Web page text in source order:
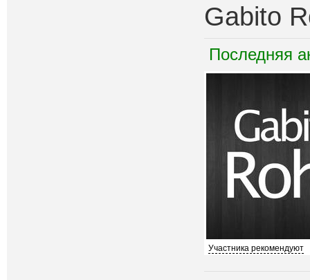
Gabito
Последняя
Участника рекомендуют